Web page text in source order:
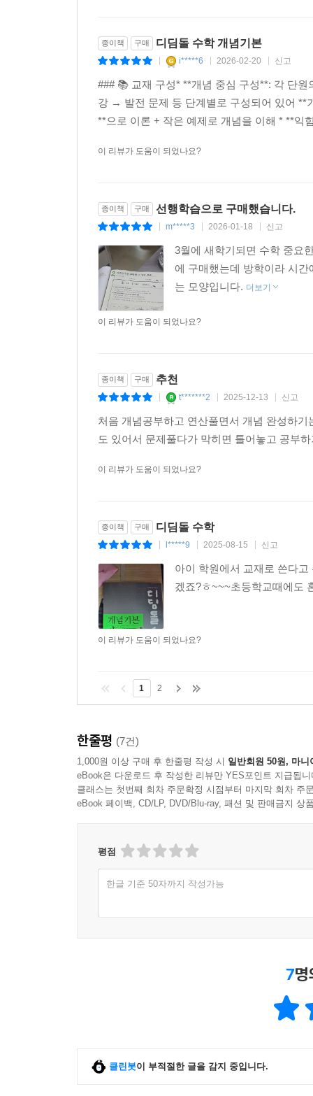
종이책 구매 디딤돌 수학 개념기본
i*****6 2026-02-20 신고
### 📚 교재 구성* **개념 중심 구성**: 각 단
강 → 발전 문제 등 단계별로 구성되어 있어
**으로 이론 + 작은 예제로 개념을 이해 * **익
이 리뷰가 도움이 되었나요?
종이책 구매 선행학습으로 구매했습니다.
m*****3 2026-01-18 신고
3월에 새학기되면 수학 중요
에 구매했는데 방학이라 시
는 모양입니다. 더보기
이 리뷰가 도움이 되었나요?
종이책 구매 추천
t*******2 2025-12-13 신고
처음 개념공부하고 연산풀면서 개념 완성하
도 있어서 문제풀다가 막히면 틀어놓고 공부
이 리뷰가 도움이 되었나요?
종이책 구매 디딤돌 수학
l*****9 2025-08-15 신고
아이 학원에서 교재로 쓴다
겠죠?ㅎ~~~초등학교때에도
이 리뷰가 도움이 되었나요?
1 2
한줄평 (7건)
1,000원 이상 구매 후 한줄평 작성 시 일반회원 50원, 마니
eBook은 다운로드 후 작성한 리뷰만 YES포인트 지급됩니
클래스는 첫번째 회차 주문확정 시점부터 마지막 회차 주
eBook 페이백, CD/LP, DVD/Blu-ray, 패션 및 판매금지 상
평점
한글 기준 50자까지 작성가능
7
클린봇이 부적절한 글을 감지 중입니다.